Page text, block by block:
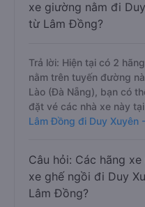
xe giường nằm đi
từ Lâm Đồng?
Trả lời: Hiện tại có 2
nằm trên tuyến đường
Lào (Đà Nẵng), bạn có
đặt vé các nhà xe này
Lâm Đồng đi Duy Xuyên
Câu hỏi: Các hãng
xe ghế ngồi đi Duy
Lâm Đồng?